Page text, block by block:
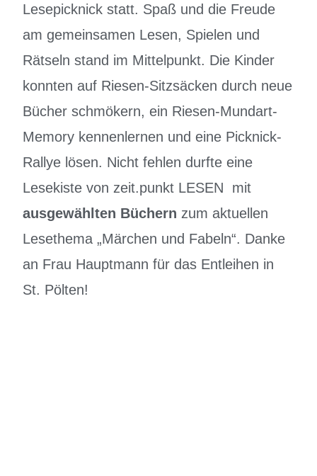
Lesepicknick statt. Spaß und die Freude
am gemeinsamen Lesen, Spielen und
Rätseln stand im Mittelpunkt. Die Kinder
konnten auf Riesen-Sitzsäcken durch neue
Bücher schmökern, ein Riesen-Mundart-
Memory kennenlernen und eine Picknick-
Rallye lösen. Nicht fehlen durfte eine
Lesekiste von zeit.punkt LESEN mit
ausgewählten Büchern zum aktuellen
Lesethema „Märchen und Fabeln“. Danke
an Frau Hauptmann für das Entleihen in
St. Pölten!